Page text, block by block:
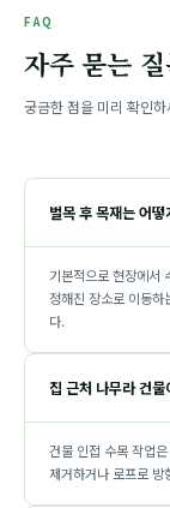
FAQ
자주 묻는
궁금한 점을 미리 확인하
벌목 후 목재는 어
기본적으로 현장에서
정해진 장소로 이동
다.
집 근처 나무라 건
건물 인접 수목 작업
제거하거나 로프로